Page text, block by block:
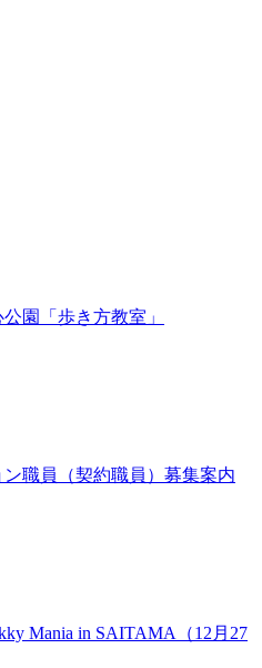
園「歩き方教室」
職員（契約職員）募集案内
Mania in SAITAMA（12月27